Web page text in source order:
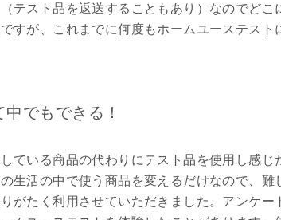
テスト品を返送することもあり）なのでどこ
すが、これまでに何度もホームユーステスト
でもできる！
ている商品の代わりにテスト品を使用し感じ
生活の中で使う商品を変えるだけなので、難
がたく利用させていただきました。アンケー